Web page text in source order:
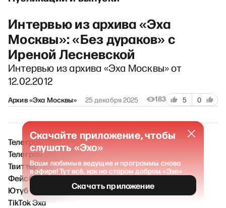
Интервью из архива «Эха
Москвы»: «Без дураков» с
Иреной Лесневской
Интервью из архива «Эха Москвы» от
12.02.2012
Архив «Эха Москвы» 25 декабря 2025 183 5 0
Скачайте приложение, чтобы
слушать «Эхо»
Ваши любимые ведущие и программы снова
в эфире! Тут всё, как на старом добром «Эхе»
Скачать приложение
Телеграм ЭХО / Новости
Телеграм ЭХО FM
Твиттер Эха
Фейсбук Эха
Ютуб Эха
TikTok Эха